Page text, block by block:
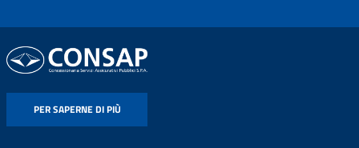
PER SAPERNE DI PIÙ